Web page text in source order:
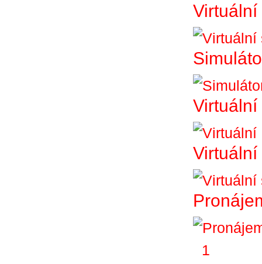
Virtuální
1